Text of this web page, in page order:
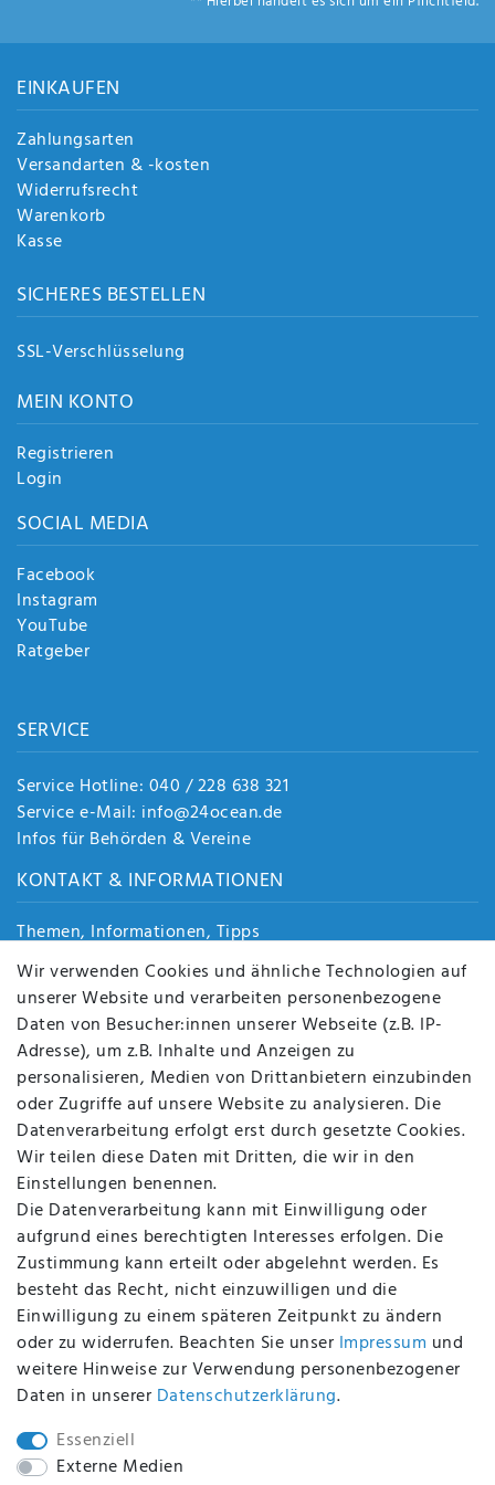
EINKAUFEN
Zahlungsarten
Versandarten & -kosten
Widerrufsrecht
Warenkorb
Kasse
SICHERES BESTELLEN
SSL-Verschlüsselung
MEIN KONTO
Registrieren
Login
SOCIAL MEDIA
Facebook
Instagram
YouTube
Ratgeber
SERVICE
Service Hotline: 040 / 228 638 321
Service e-Mail: info@24ocean.de
Infos für Behörden & Vereine
KONTAKT & INFORMATIONEN
Themen, Informationen, Tipps
Jobs
Über uns
Kontakt
Datenschutz
AGB
FAQ
Batterieentsorgung
Altölverordnung
Impressum
BEQUEM UND SICHER BEZAHLEN MIT
BEI UNS SIND SIE SICHER!
Wir verwenden Cookies und ähnliche Technologien auf
unserer Website und verarbeiten personenbezogene
Daten von Besucher:innen unserer Webseite (z.B. IP-
Adresse), um z.B. Inhalte und Anzeigen zu
personalisieren, Medien von Drittanbietern einzubinden
oder Zugriffe auf unsere Website zu analysieren. Die
Datenverarbeitung erfolgt erst durch gesetzte Cookies.
Wir teilen diese Daten mit Dritten, die wir in den
Einstellungen benennen.
Die Datenverarbeitung kann mit Einwilligung oder
aufgrund eines berechtigten Interesses erfolgen. Die
Zustimmung kann erteilt oder abgelehnt werden. Es
besteht das Recht, nicht einzuwilligen und die
Einwilligung zu einem späteren Zeitpunkt zu ändern
oder zu widerrufen. Beachten Sie unser Impressum und
weitere Hinweise zur Verwendung personenbezogener
Daten in unserer Daten­schutz­erklärung.
Essenziell
Externe Medien